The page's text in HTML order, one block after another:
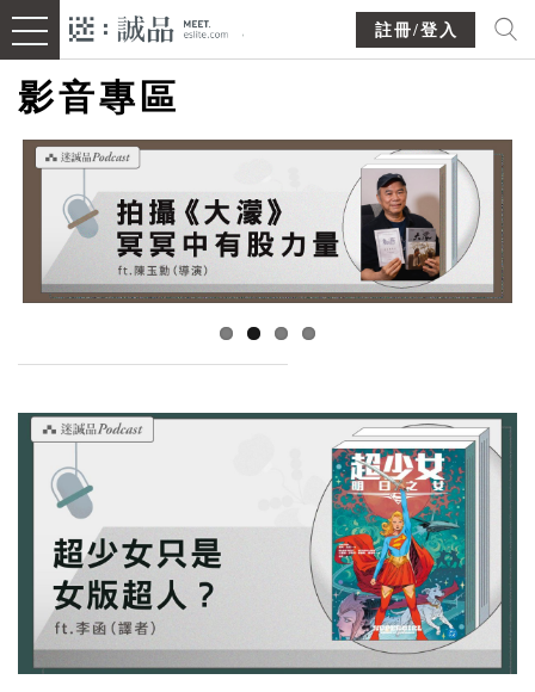
註冊/登入
影音專區